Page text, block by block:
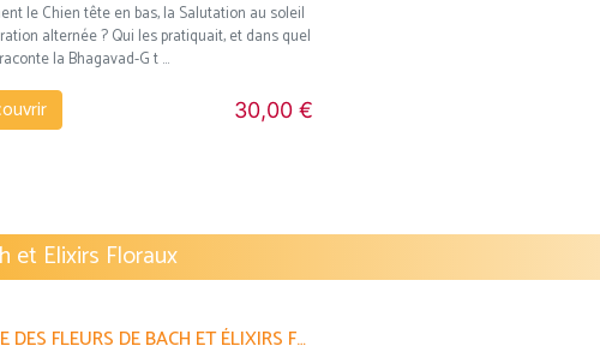
le Chien tête en bas, la Salutation au soleil
alternée ? Qui les pratiquait, et dans quel
la Bhagavad-G t ...
30,00 €
et Elixirs Floraux
MA BIBLE DES FLEURS DE BACH ET ÉLIXIRS FLORAUX ANNE-SOPHIE LUGUET ET ALIX LEFIEF-DELCOURT